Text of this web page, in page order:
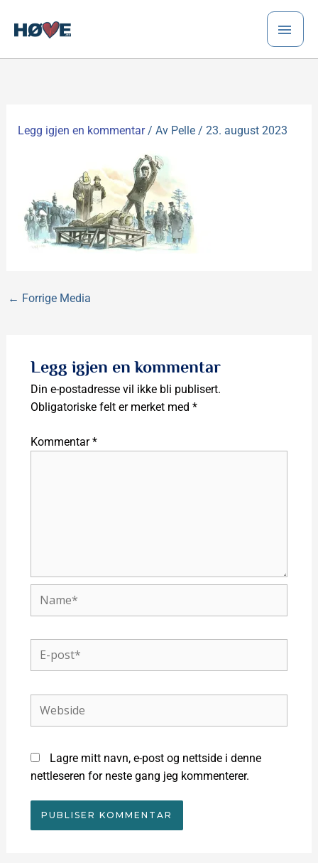
rett
innholdet
Legg igjen en kommentar / Av Pelle / 23. august 2023
← Forrige Media
Legg igjen en kommentar
Din e-postadresse vil ikke bli publisert.
Obligatoriske felt er merket med *
Kommentar*
post*
Lagre mitt navn, e-post og nettside i denne
nettleseren for neste gang jeg kommenterer.